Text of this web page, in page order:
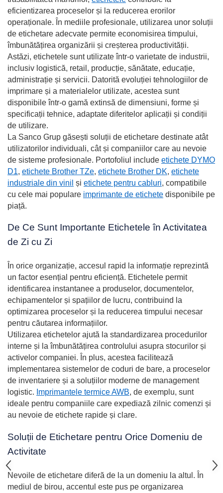
eficientizarea proceselor și la reducerea erorilor
operaționale. În mediile profesionale, utilizarea unor soluții
de etichetare adecvate permite economisirea timpului,
îmbunătățirea organizării și creșterea productivității.
Astăzi, etichetele sunt utilizate într-o varietate de industrii,
inclusiv logistică, retail, producție, sănătate, educație,
administrație și servicii. Datorită evoluției tehnologiilor de
imprimare și a materialelor utilizate, acestea sunt
disponibile într-o gamă extinsă de dimensiuni, forme și
specificații tehnice, adaptate diferitelor aplicații și condiții
de utilizare.
La Sanco Grup găsești soluții de etichetare destinate atât
utilizatorilor individuali, cât și companiilor care au nevoie
de sisteme profesionale. Portofoliul include etichete DYMO
D1, etichete Brother TZe, etichete Brother DK, etichete
industriale din vinil și etichete pentru cabluri, compatibile
cu cele mai populare imprimante de etichete disponibile pe
piață.
De Ce Sunt Importante Etichetele în Activitatea
de Zi cu Zi
În orice organizație, accesul rapid la informație reprezintă
un factor esențial pentru eficiență. Etichetele permit
identificarea instantanee a produselor, documentelor,
echipamentelor și spațiilor de lucru, contribuind la
optimizarea proceselor și la reducerea timpului necesar
pentru căutarea informațiilor.
Utilizarea etichetelor ajută la standardizarea procedurilor
interne și la îmbunătățirea controlului asupra stocurilor și
activelor companiei. În plus, acestea facilitează
implementarea sistemelor de coduri de bare, a proceselor
de inventariere și a soluțiilor moderne de management
logistic. Imprimantele termice AWB, de exemplu, sunt
ideale pentru companiile care expediază zilnic comenzi și
au nevoie de etichete rapide și clare.
Soluții de Etichetare pentru Orice Domeniu de
Activitate
Nevoile de etichetare diferă de la un domeniu la altul. În
mediul de birou, accentul este pus pe organizarea